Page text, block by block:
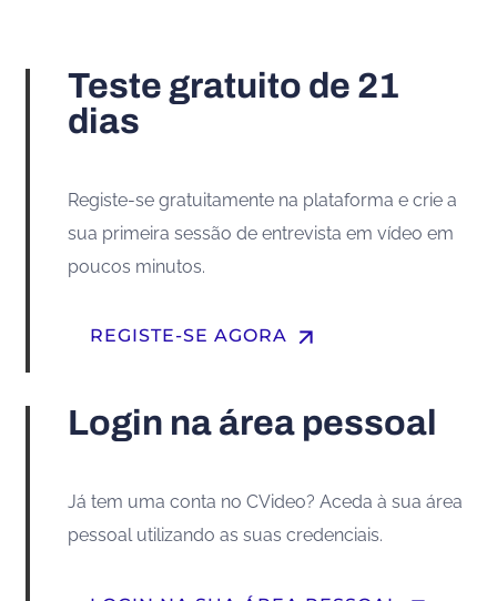
Teste gratuito de 21
dias
Registe-se gratuitamente na plataforma e crie a
sua primeira sessão de entrevista em vídeo em
poucos minutos.
REGISTE-SE AGORA arrow_upward
Login na área pessoal
Já tem uma conta no CVideo? Aceda à sua área
pessoal utilizando as suas credenciais.